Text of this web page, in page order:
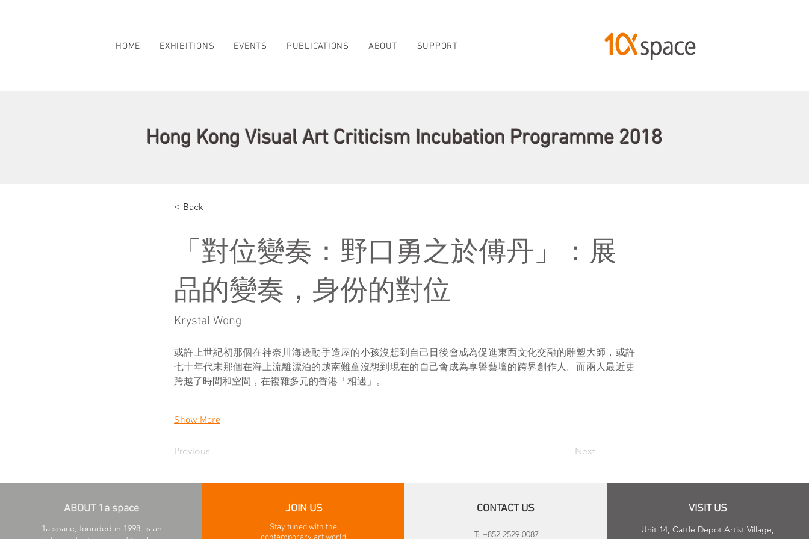
HOME EXHIBITIONS EVENTS PUBLICATIONS ABOUT SUPPORT
Hong Kong Visual Art Criticism Incubation Programme 2018
< Back
「對位變奏：野口勇之於傅丹」：展
品的變奏，身份的對位
Krystal Wong
或許上世紀初那個在神奈川海邊動手造屋的小孩沒想到自己日後會成為促進東西文化交融的雕塑大師，或許
七十年代末那個在海上流離漂泊的越南難童沒想到現在的自己會成為享譽藝壇的跨界創作人。而兩人最近更
跨越了時間和空間，在複雜多元的香港「相遇」。
Show More
Previous Next
ABOUT 1a space
1a space, founded in 1998, is an
JOIN US
Stay tuned with the
CONTACT US
T: +852 2529 0087
VISIT US
Unit 14, Cattle Depot Artist Village,